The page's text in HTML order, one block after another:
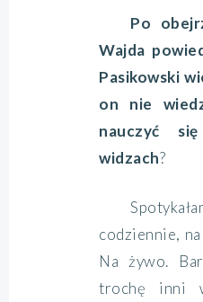
Po
Wajda
Pasikowski
on nie
nauczyć
widzach?
codziennie,
Na żywo.
trochę inni